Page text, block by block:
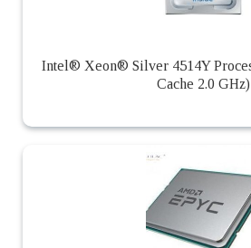
Intel® Xeon® Silver 4514Y
Cache 2.0 GHz)